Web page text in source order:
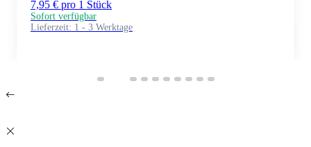
7,95 € pro 1 Stück
Sofort verfügbar
Lieferzeit: 1 - 3 Werktage